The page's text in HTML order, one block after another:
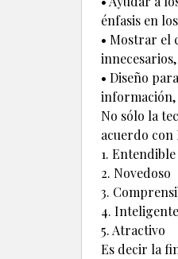
énfasis en
• Mostrar el
• Diseño
información,
No sólo la
acuerdo con
1. Entendible
2. Novedoso
3.
4. Inteligente
5. Atractivo
Es decir la